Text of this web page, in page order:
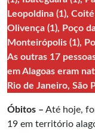
Leopoldina (1),
Olivença (1), Poço
Monteirópolis (1),
As outras 17
em Alagoas eram
Rio de Janeiro, São
Óbitos – Até hoje,
19 em território